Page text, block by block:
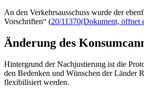
An den Verkehrsausschuss wurde der
Vorschriften“ (20/11370(Dokument, öffnet
Änderung des
Hintergrund der Nachjustierung ist die
den Bedenken und Wünschen der Länder
flexibilisiert werden.